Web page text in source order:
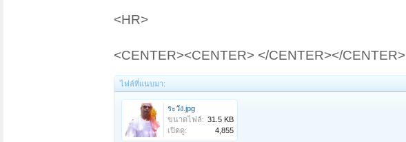
<HR>
<CENTER><CENTER> </CENTER></CENTER>
ไฟล์ที่แนบมา:
ระวัง.jpg
ขนาดไฟล์: 31.5 KB
เปิดดู:
4,855